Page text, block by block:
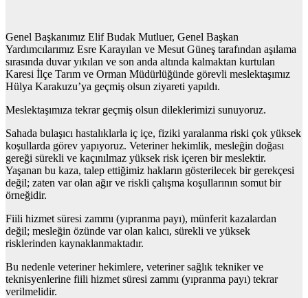
Genel Başkanımız Elif Budak Mutluer, Genel Başkan
Yardımcılarımız Esre Karayılan ve Mesut Güneş tarafından aşılama
sırasında duvar yıkılan ve son anda altında kalmaktan kurtulan
Karesi İlçe Tarım ve Orman Müdürlüğünde görevli meslektaşımız
Hülya Karakuzu’ya geçmiş olsun ziyareti yapıldı.
Meslektaşımıza tekrar geçmiş olsun dileklerimizi sunuyoruz.
Sahada bulaşıcı hastalıklarla iç içe, fiziki yaralanma riski çok yüksek
koşullarda görev yapıyoruz. Veteriner hekimlik, mesleğin doğası
gereği sürekli ve kaçınılmaz yüksek risk içeren bir meslektir.
Yaşanan bu kaza, talep ettiğimiz hakların gösterilecek bir gerekçesi
değil; zaten var olan ağır ve riskli çalışma koşullarının somut bir
örneğidir.
Fiili hizmet süresi zammı (yıpranma payı), münferit kazalardan
değil; mesleğin özünde var olan kalıcı, sürekli ve yüksek
risklerinden kaynaklanmaktadır.
Bu nedenle veteriner hekimlere, veteriner sağlık tekniker ve
teknisyenlerine fiili hizmet süresi zammı (yıpranma payı) tekrar
verilmelidir.